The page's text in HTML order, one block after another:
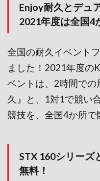
Enjoy耐久とデュ
2021年度は全国4
全国の耐久イベント
ました！2021年度の
ベントは、2時間で
久』と、1対1で競い
競技を、全国4か所で
STX 160シリーズ
無料！